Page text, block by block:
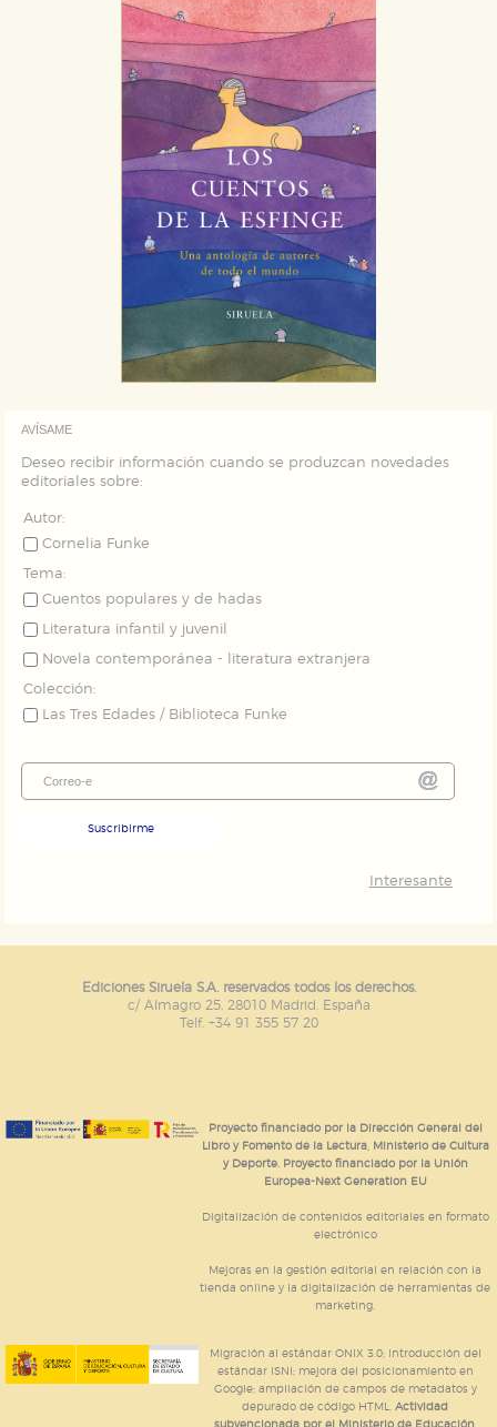
AVÍSAME
Deseo recibir información cuando se produzcan novedades
editoriales sobre:
Autor:
Cornelia Funke
Tema:
Cuentos populares y de hadas
Literatura infantil y juvenil
Novela contemporánea - literatura extranjera
Colección:
Las Tres Edades / Biblioteca Funke
Suscribirme
Interesante
Ediciones Siruela S.A. reservados todos los derechos.
c/ Almagro 25. 28010 Madrid. España
Telf. +34 91 355 57 20
Proyecto financiado por la Dirección General del
Libro y Fomento de la Lectura, Ministerio de Cultura
y Deporte. Proyecto financiado por la Unión
Europea-Next Generation EU
Digitalización de contenidos editoriales en formato
electrónico
Mejoras en la gestión editorial en relación con la
tienda online y la digitalización de herramientas de
marketing.
Migración al estándar ONIX 3.0; introducción del
estándar ISNI; mejora del posicionamiento en
Google; ampliación de campos de metadatos y
depurado de código HTML.Actividad
subvencionada por el Ministerio de Educación,